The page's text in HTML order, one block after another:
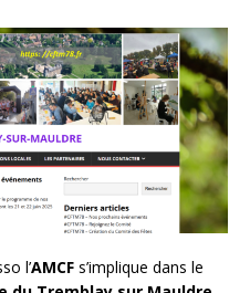
l’AMCF s’implique dans le